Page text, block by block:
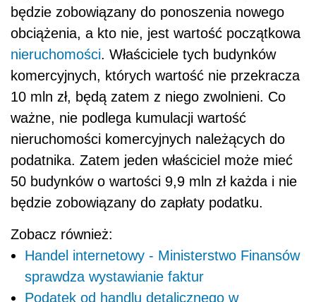
będzie zobowiązany do ponoszenia nowego
obciążenia, a kto nie, jest wartość początkowa
nieruchomości. Właściciele tych budynków
komercyjnych, których wartość nie przekracza
10 mln zł, będą zatem z niego zwolnieni. Co
ważne, nie podlega kumulacji wartość
nieruchomości komercyjnych należących do
podatnika. Zatem jeden właściciel może mieć
50 budynków o wartości 9,9 mln zł każda i nie
będzie zobowiązany do zapłaty podatku.
Zobacz również:
Handel internetowy - Ministerstwo Finansów
sprawdza wystawianie faktur
Podatek od handlu detalicznego w